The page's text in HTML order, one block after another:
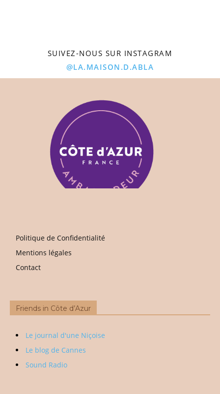
SUIVEZ-NOUS SUR INSTAGRAM
@LA.MAISON.D.ABLA
Politique de Confidentialité
Mentions légales
Contact
Friends in Côte d’Azur
Le journal d'une Niçoise
Le blog de Cannes
Sound Radio